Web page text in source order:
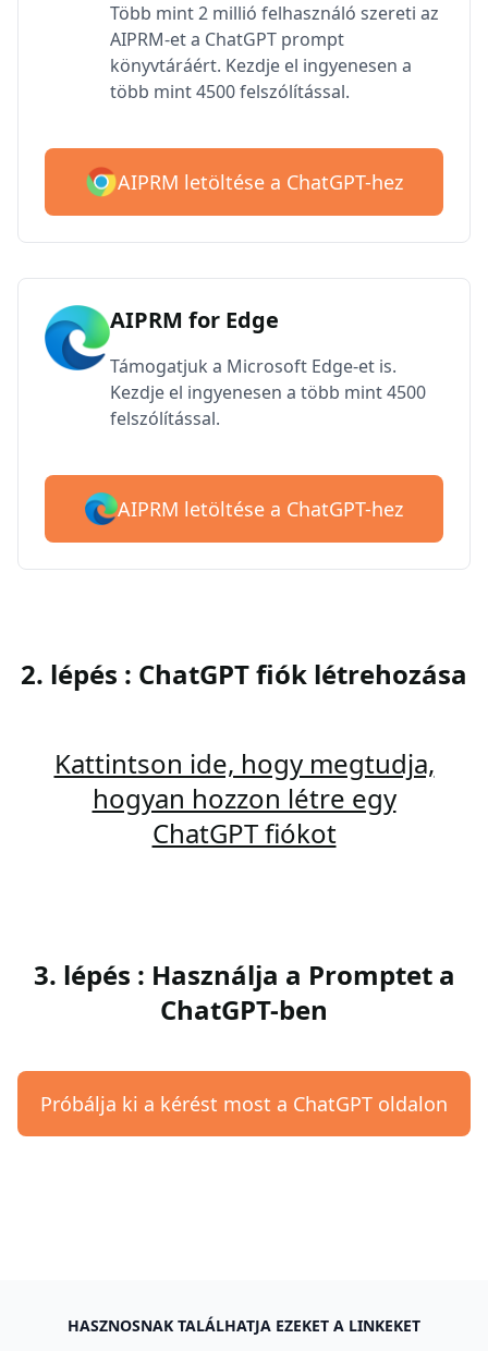
Több mint 2 millió felhasználó szereti az
AIPRM-et a ChatGPT prompt
könyvtáráért. Kezdje el ingyenesen a
több mint 4500 felszólítással.
AIPRM letöltése a ChatGPT-hez
AIPRM for Edge
Támogatjuk a Microsoft Edge-et is.
Kezdje el ingyenesen a több mint 4500
felszólítással.
AIPRM letöltése a ChatGPT-hez
2. lépés : ChatGPT fiók létrehozása
Kattintson ide, hogy megtudja,
hogyan hozzon létre egy
ChatGPT fiókot
3. lépés : Használja a Promptet a
ChatGPT-ben
Próbálja ki a kérést most a ChatGPT oldalon
HASZNOSNAK TALÁLHATJA EZEKET A LINKEKET